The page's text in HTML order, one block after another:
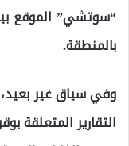
“سوتشي” الموقع
بالمنطقة.
وفي سياق غير بعيد،
التقارير المتعلقة